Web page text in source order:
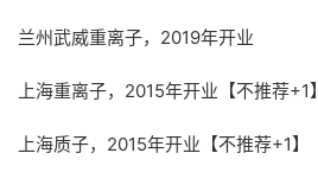
兰州武威重离子，2019年开业
上海重离子，2015年开业【不推荐+1】
上海质子，2015年开业【不推荐+1】